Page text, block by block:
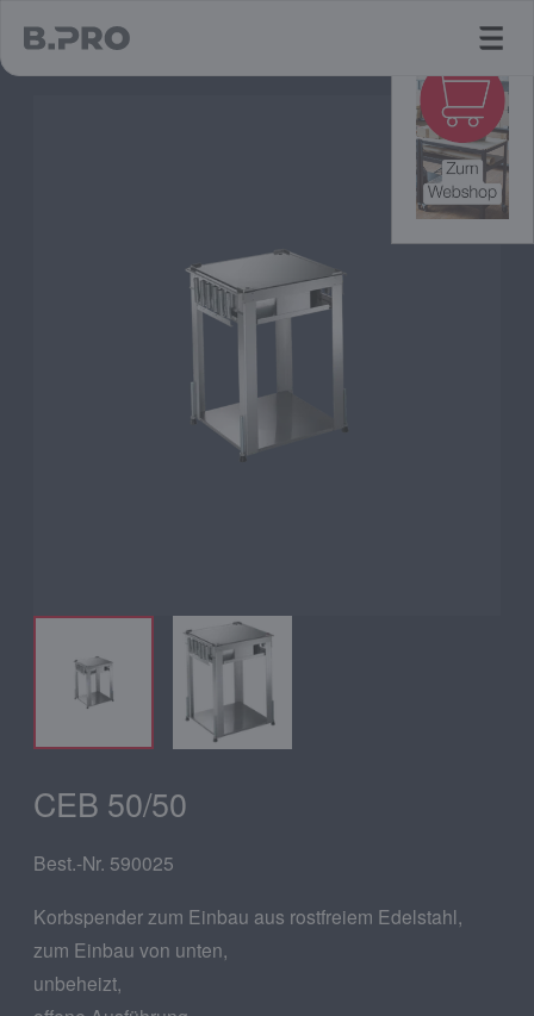
CEB 50/50
Best.-Nr. 590025
Korbspender zum Einbau aus rostfreiem Edelstahl,
zum Einbau von unten,
unbeheizt,